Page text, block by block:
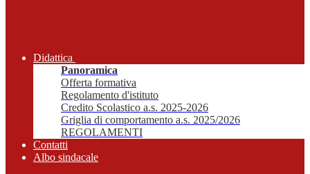
Didattica
Panoramica
Offerta formativa
Regolamento d'istituto
Credito Scolastico a.s. 2025-2026
Griglia di comportamento a.s. 2025/2026
REGOLAMENTI
Contatti
Albo sindacale